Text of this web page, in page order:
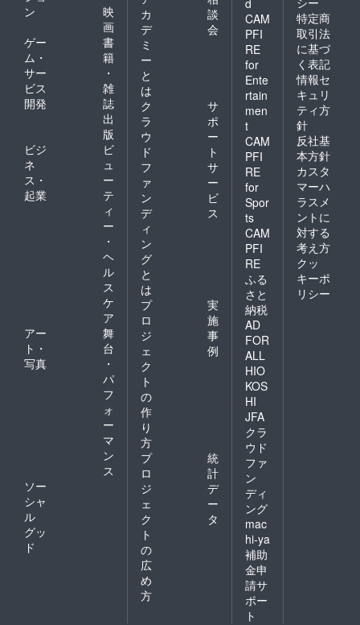
ン
映
画
ゲー
ム・
サー
ビス
開発
書
籍
・
雑
誌
出
版
ビジ
ネ
ス・
起業
ビ
ュ
ー
テ
ィ
ー
・
ヘ
ル
ス
ケ
ア
アー
ト・
写真
舞
台
・
パ
フ
ォ
ー
マ
ン
ス
ソー
シャ
ル
グッ
ド
カ
デ
ミ
ー
と
は
談
会
ク
ラ
ウ
ド
フ
ァ
ン
デ
ィ
ン
グ
と
は
サ
ポ
ー
ト
サ
ー
ビ
ス
プ
ロ
ジ
ェ
ク
ト
の
作
り
方
実
施
事
例
プ
ロ
ジ
ェ
ク
ト
の
広
め
方
統
計
デ
ー
タ
d
CAM
PFI
RE
for
Ente
rtain
men
t
CAM
PFI
RE
for
Spor
ts
CAM
PFI
RE
ふる
さと
納税
AD
FOR
ALL
HIO
KOS
HI
JFA
クラ
ウド
ファ
ン
ディ
ング
mac
hi-ya
補助
金申
請サ
ポー
ト
特定商
取引法
に基づ
く表記
情報セ
キュリ
ティ方
針
反社基
本方針
カスタ
マーハ
ラスメ
ントに
対する
考え方
クッ
キーポ
リシー